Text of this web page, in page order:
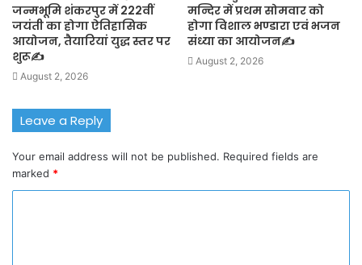
जन्मभूमि शंकरपुर में 222वीं
जयंती का होगा ऐतिहासिक
आयोजन, तैयारियां युद्ध स्तर पर
शुरू✍️
August 2, 2026
मन्दिर में प्रथम सोमवार को
होगा विशाल भण्डारा एवं भजन
संध्या का आयोजन✍️
August 2, 2026
Leave a Reply
Your email address will not be published. Required fields are
marked *